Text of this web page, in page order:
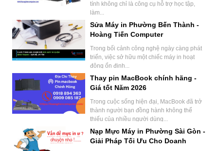
tính không chỉ là công cụ hỗ trợ học tập,
làm...
Sửa Máy in Phường Bến Thành -
Hoàng Tiến Computer
Trong bối cảnh công nghệ ngày càng phát
triển, việc sở hữu một chiếc máy in hoạt
động ổn định...
Thay pin MacBook chính hãng -
Giá tốt Năm 2026
Trong cuộc sống hiện đại, MacBook đã trở
thành người bạn đồng hành không thể
thiếu của nhiều người dùng...
Nạp Mực Máy in Phường Sài Gòn -
Giải Pháp Tối Ưu Cho Doanh